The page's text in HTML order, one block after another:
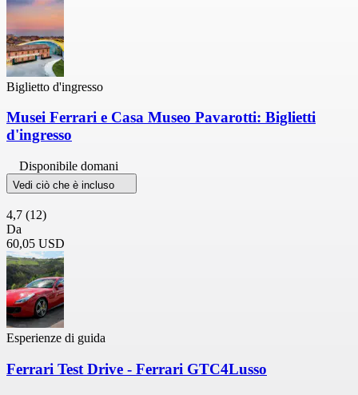
Biglietto d'ingresso
Musei Ferrari e Casa Museo Pavarotti: Biglietti
d'ingresso
Disponibile domani
Vedi ciò che è incluso
4,7 (12)
Da
60,05 USD
Esperienze di guida
Ferrari Test Drive - Ferrari GTC4Lusso